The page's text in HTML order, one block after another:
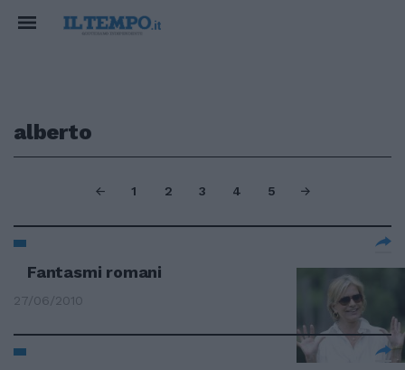
alberto
1 2 3 4 5
Fantasmi romani
27/06/2010